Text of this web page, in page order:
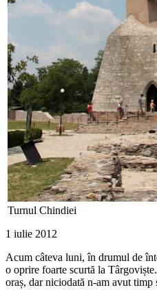
Turnul Chindiei
1 iulie 2012
Acum câteva luni, în drumul de
o oprire foarte scurtă la
oraș, dar niciodată n-am avut